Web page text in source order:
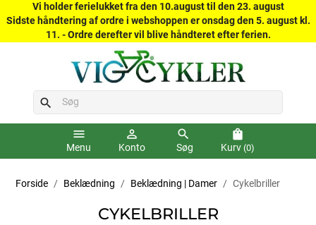
Vi holder ferielukket fra den 10.august til den 23. august
Sidste håndtering af ordre i webshoppen er onsdag den 5. august kl.
11. - Ordre derefter vil blive håndteret efter ferien.
search
menu
Menu
person_outline
Konto
search
Søg
shopping_bag
Kurv (0)
Forside Beklædning Beklædning | Damer Cykelbriller
CYKELBRILLER